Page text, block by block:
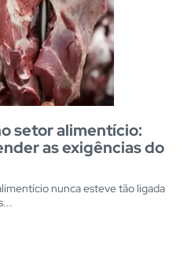
setor alimentício:
as exigências do
nunca esteve tão ligada